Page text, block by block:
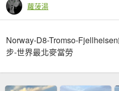
蘿菠湯
Norway-D8-Tromso-
步-世界最北麥當勞